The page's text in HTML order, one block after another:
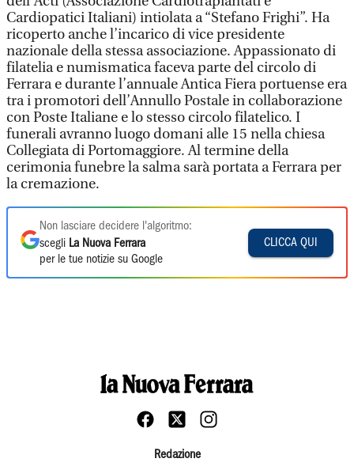
Cardiopatici Italiani) intiolata a “Stefano Frighi”. Ha
ricoperto anche l’incarico di vice presidente
nazionale della stessa associazione. Appassionato di
filatelia e numismatica faceva parte del circolo di
Ferrara e durante l’annuale Antica Fiera portuense era
tra i promotori dell’Annullo Postale in collaborazione
con Poste Italiane e lo stesso circolo filatelico. I
funerali avranno luogo domani alle 15 nella chiesa
Collegiata di Portomaggiore. Al termine della
cerimonia funebre la salma sarà portata a Ferrara per
la cremazione.
Non lasciare decidere l'algoritmo:
scegli La Nuova Ferrara
per le tue notizie su Google
CLICCA QUI
Redazione